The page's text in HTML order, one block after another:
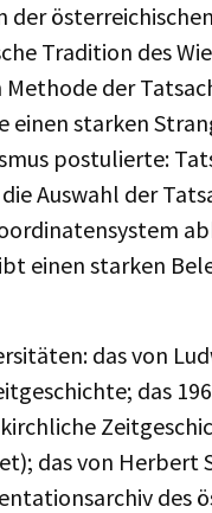
Tradition des
der
starken
postulierte:
Auswahl der
einen starken
das von
das
das von Herbert
des